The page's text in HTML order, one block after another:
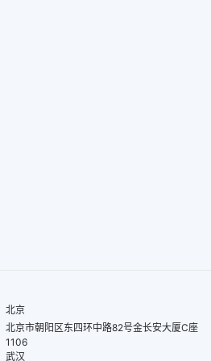
北京
北京市朝阳区东四环中路82号金长安大厦C座
1106
武汉